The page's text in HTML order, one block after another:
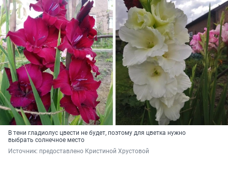
В тени гладиолус цвести не будет, поэтому для цветка нужно
выбрать солнечное место
Источник: предоставлено Кристиной Хрустовой